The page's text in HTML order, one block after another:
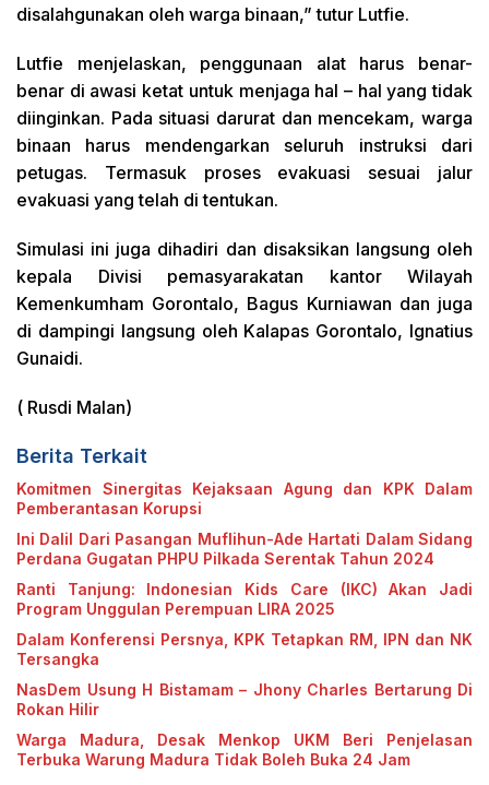
disalahgunakan oleh warga binaan,” tutur Lutfie.
Lutfie menjelaskan, penggunaan alat harus benar-
benar di awasi ketat untuk menjaga hal – hal yang tidak
diinginkan. Pada situasi darurat dan mencekam, warga
binaan harus mendengarkan seluruh instruksi dari
petugas. Termasuk proses evakuasi sesuai jalur
evakuasi yang telah di tentukan.
Simulasi ini juga dihadiri dan disaksikan langsung oleh
kepala Divisi pemasyarakatan kantor Wilayah
Kemenkumham Gorontalo, Bagus Kurniawan dan juga
di dampingi langsung oleh Kalapas Gorontalo, Ignatius
Gunaidi.
( Rusdi Malan)
Berita Terkait
Komitmen Sinergitas Kejaksaan Agung dan KPK Dalam
Pemberantasan Korupsi
Ini Dalil Dari Pasangan Muflihun-Ade Hartati Dalam Sidang
Perdana Gugatan PHPU Pilkada Serentak Tahun 2024
Ranti Tanjung: Indonesian Kids Care (IKC) Akan Jadi
Program Unggulan Perempuan LIRA 2025
Dalam Konferensi Persnya, KPK Tetapkan RM, IPN dan NK
Tersangka
NasDem Usung H Bistamam – Jhony Charles Bertarung Di
Rokan Hilir
Warga Madura, Desak Menkop UKM Beri Penjelasan
Terbuka Warung Madura Tidak Boleh Buka 24 Jam